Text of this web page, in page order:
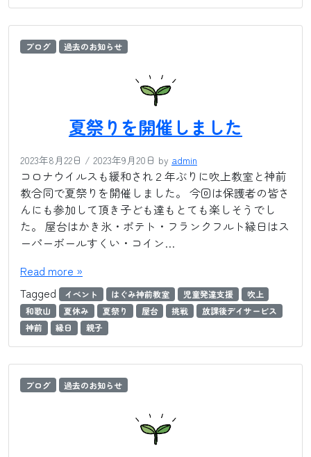
ブログ 過去のお知らせ
夏祭りを開催しました
2023年8月22日 / 2023年9月20日 by admin
コロナウイルスも緩和され２年ぶりに吹上教室と神前
教合同で夏祭りを開催しました。 今回は保護者の皆さ
んにも参加して頂き子ども達もとても楽しそうでし
た。 屋台はかき氷・ポテト・フランクフルト縁日はス
ーパーボールすくい・コイン…
Read more »
Tagged
イベント はぐみ神前教室 児童発達支援
吹上
和歌山
夏休み 夏祭り 屋台 挑戦
放課後デイサービス
神前
縁日 親子
ブログ 過去のお知らせ